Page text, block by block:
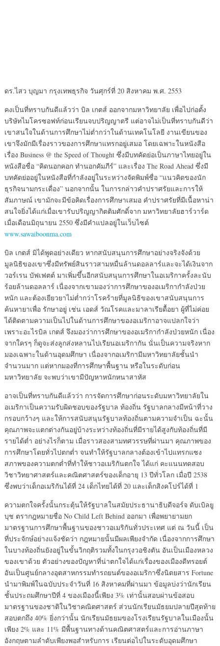
ดร.ไสว บุญมา กรุงเทพธุรกิจ วันศุกร์ที่ 20 สิงหาคม พ.ศ. 2553
คงเป็นที่ทราบกันดีแล้วว่า บิล เกตส์ ออกจากมหาวิทยาลัย เพื่อไปก่อตั้ง
บริษัทไมโครซอฟท์ก่อนเรียนจบปริญญาตรี แต่อาจไม่เป็นที่ทราบกันดีว่า
เขาสนใจในด้านการศึกษาไม่ต่ำกว่าในด้านเทคโนโลยี งานเขียนของ
เขาจึงมักมีเรื่องราวของการศึกษาแทรกอยู่เสมอ โดยเฉพาะในหนังสือ
เรื่อง Business @ the Speed of Thought ซึ่งมีบทคัดย่อเป็นภาษาไทยอยู่ใน
หนังสือชื่อ “คิดนอกคอก ทำนอกคัมภีร์” และเรื่อง The Road Ahead ซึ่งมี
บทคัดย่ออยู่ในหนังสือที่กำลังอยู่ในระหว่างจัดพิมพ์ชื่อ “แนวคิดของนัก
ธุรกิจนามกระเดื่อง” นอกจากนั้น ในการกล่าวคำปราศรัยและการให้
สัมภาษณ์ เขามักจะมีข้อคิดเรื่องการศึกษาเสมอ คำปราศรัยที่มีเนื้อหาน่า
สนใจยิ่งได้แก่เมื่อเขารับปริญญากิตติมศักดิ์จาก มหาวิทยาลัยฮาร์วาร์ด
เมื่อเดือนมิถุนายน 2550 ซึ่งมีคำแปลอยู่ในเว็บไซต์
www.sawaiboonma.com
บิล เกตส์ มิได้พูดอย่างเดียว หากสนับสนุนการศึกษาอย่างจริงจังด้วย
มูลนิธิของเขาซึ่งมีทรัพย์สินราวสามหมื่นล้านดอลลาร์และจะได้เงินจาก
วอร์เรน บัฟเฟตต์ มาเพิ่มขึ้นอีกสนับสนุนการศึกษาในอเมริกาครั้งละนับ
ร้อยล้านดอลลาร์ เนื่องจากเขามองว่าการศึกษาของอเมริกากำลังป่วย
หนัก และต้องเยียวยาไม่ต่ำกว่าโรคร้ายที่มูลนิธิของเขาสนับสนุนการ
ค้นหายาเพื่อ รักษาอยู่ เช่น เอดส์ วัณโรคและมาลาเรียดื้อยา ผู้ที่ไม่ค่อย
ได้ติดตามความเป็นไปในด้านการศึกษาของอเมริกาอาจแปลกใจว่า
เพราะอะไรบิล เกตส์ จึงมองว่าการศึกษาของอเมริกากำลังป่วยหนัก เนื่อง
จากใครๆ ก็ดูจะส่งลูกส่งหลานไปเรียนอเมริกากัน นั่นเป็นความจริงหาก
มองเฉพาะในด้านอุดมศึกษา เนื่องจากอเมริกามีมหาวิทยาลัยชั้นนำ
จำนวนมาก แต่หากมองที่การศึกษาพื้นฐาน หรือในระดับก่อน
มหาวิทยาลัย จะพบว่าเขามีปัญหาหนักหนาสาหัส
อาจเป็นที่ทราบกันดีแล้วว่า การจัดการศึกษาก่อนระดับมหาวิทยาลัยใน
อเมริกาเป็นความรับผิดชอบของรัฐบาล ท้องถิ่น รัฐบาลกลางมีหน้าที่วาง
กรอบกว้างๆ และให้การสนับสนุนรัฐบาลท้องถิ่นตามความจำเป็น ฉะนั้น
คุณภาพจะแตกต่างกันอยู่บ้างระหว่างท้องถิ่นที่มีรายได้สูงกับท้องถิ่นที่มี
รายได้ต่ำ อย่างไรก็ตาม เมื่อราวสองสามทศวรรษที่ผ่านมา คุณภาพของ
การศึกษาโดยทั่วไปตกต่ำ จนทำให้รัฐบาลกลางต้องเข้าไปแทรกแซง
สภาพของความตกต่ำที่ทำให้ชาวอเมริกันตกใจ ได้แก่ คะแนนทดสอบ
วิชาวิทยาศาสตร์และคณิตศาสตร์ของเด็กอายุ 13 ปีทั่วโลก เมื่อปี 2538
ซึ่งพบว่าเด็กอเมริกันได้ที่ 24 เด็กไทยได้ที่ 20 และเด็กสิงคโปร์ได้ที่ 1
ความตกใจครั้งนั้นกระตุ้นให้รัฐบาลในสมัยประธานาธิบดีจอร์จ ดับเบิลยู
บุช ตรากฎหมายชื่อ No Child Left Behind ออกมา เพื่อพยายามยก
มาตรฐานการศึกษาพื้นฐานของชาวอเมริกันทั่วประเทศ แต่ ณ วันนี้ เป็น
ที่ประจักษ์อย่างแจ้งชัดว่า กฎหมายนั้นมีผลเพียงจำกัด เนื่องจากการศึกษา
ในบางท้องถิ่นยังอยู่ในขั้นวิกฤติรวมทั้งในกรุงวอชิงตัน อันเป็นเมืองหลวง
ของเขาด้วย ตัวอย่างของปัญหาที่น่าตกใจได้แก่เรื่องของเมืองดีทรอยต์
อันเป็นศูนย์กลางอุตสาหกรรมทำรถยนต์ของอเมริกาซึ่งนิตยสาร Fortune
นำมาพิมพ์ในฉบับประจำวันที่ 16 สิงหาคมที่ผ่านมา ข้อมูลบ่งว่านักเรียน
ชั้นประถมศึกษาปีที่ 4 ของเมืองนี้เพียง 3% เท่านั้นสอบผ่านข้อสอบ
มาตรฐานของชาติในวิชาคณิตศาสตร์ ส่วนนักเรียนมัธยมปลายปีสุดท้าย
สอบตกถึง 40% ยิ่งกว่านั้น นักเรียนมัธยมของโรงเรียนรัฐบาลในเมืองนั้น
เพียง 2% และ 11% มีพื้นฐานทางด้านคณิตศาสตร์และการอ่านภาษา
อังกฤษตามลำดับเพียงพอสำหรับการ เรียนต่อไปในระดับอุดมศึกษา